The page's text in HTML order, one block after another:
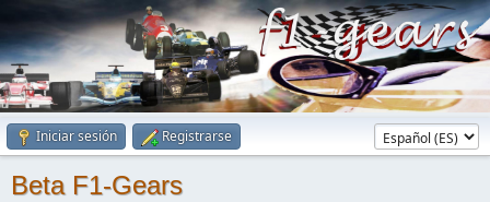
Iniciar sesión Registrarse
Beta F1-Gears